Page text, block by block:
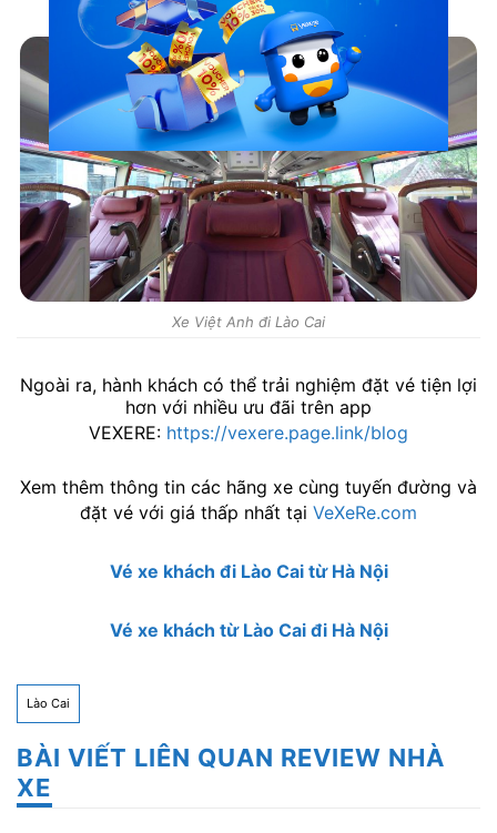
Xe Việt Anh đi Lào Cai
Ngoài ra, hành khách có thể trải nghiệm đặt vé tiện lợi
hơn với nhiều ưu đãi trên app
VEXERE: https://vexere.page.link/blog
Xem thêm thông tin các hãng xe cùng tuyến đường và
đặt vé với giá thấp nhất tại VeXeRe.com
Vé xe khách đi Lào Cai từ Hà Nội
Vé xe khách từ Lào Cai đi Hà Nội
Lào Cai
BÀI VIẾT LIÊN QUAN REVIEW NHÀ
XE